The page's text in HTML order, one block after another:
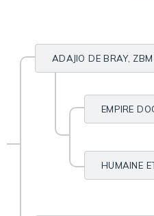
ADAJIO DE BRAY,
EMPIRE
HUMAINE